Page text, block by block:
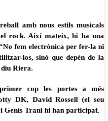
amb nous estils musicals
rock. Així mateix, hi ha una
fem electrònica per fer-la ni
los, sinó que depèn de la
Riera.
cop les portes a més
DK, David Rossell (el seu
Genís Trani hi han participat.